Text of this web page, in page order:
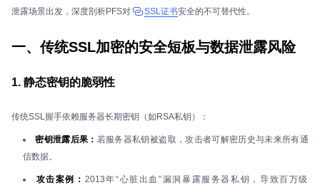
泄露场景出发，深度剖析PFS对
SSL证书安全的不可替代性。
一、传统SSL加密的安全短板与数据泄露风险
1. 静态密钥的脆弱性
传统SSL握手依赖服务器长期密钥（如RSA私钥）：
密钥泄露后果： 若服务器私钥被盗取，攻击者可解密历史与未来所有通
信数据。
攻击案例： 2013年“心脏出血”漏洞暴露服务器私钥，导致百万级